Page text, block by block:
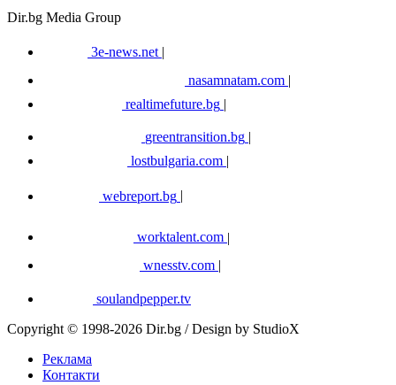
Dir.bg Media Group
3e-news.net |
nasamnatam.com |
realtimefuture.bg |
greentransition.bg |
lostbulgaria.com |
webreport.bg
worktalent.com |
wnesstv.com |
soulandpepper.tv
Copyright © 1998-2026 Dir.bg / Design by StudioX
Реклама
Контакти